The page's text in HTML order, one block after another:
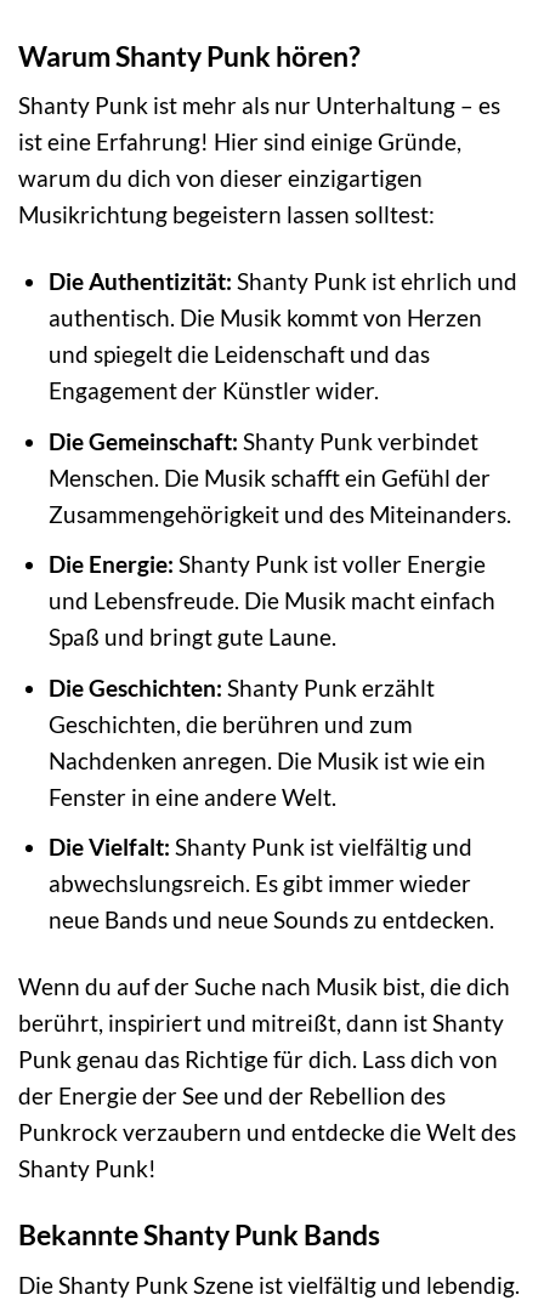
Warum Shanty Punk hören?
Shanty Punk ist mehr als nur Unterhaltung – es
ist eine Erfahrung! Hier sind einige Gründe,
warum du dich von dieser einzigartigen
Musikrichtung begeistern lassen solltest:
Die Authentizität: Shanty Punk ist ehrlich und
authentisch. Die Musik kommt von Herzen
und spiegelt die Leidenschaft und das
Engagement der Künstler wider.
Die Gemeinschaft: Shanty Punk verbindet
Menschen. Die Musik schafft ein Gefühl der
Zusammengehörigkeit und des Miteinanders.
Die Energie: Shanty Punk ist voller Energie
und Lebensfreude. Die Musik macht einfach
Spaß und bringt gute Laune.
Die Geschichten: Shanty Punk erzählt
Geschichten, die berühren und zum
Nachdenken anregen. Die Musik ist wie ein
Fenster in eine andere Welt.
Die Vielfalt: Shanty Punk ist vielfältig und
abwechslungsreich. Es gibt immer wieder
neue Bands und neue Sounds zu entdecken.
Wenn du auf der Suche nach Musik bist, die dich
berührt, inspiriert und mitreißt, dann ist Shanty
Punk genau das Richtige für dich. Lass dich von
der Energie der See und der Rebellion des
Punkrock verzaubern und entdecke die Welt des
Shanty Punk!
Bekannte Shanty Punk Bands
Die Shanty Punk Szene ist vielfältig und lebendig.